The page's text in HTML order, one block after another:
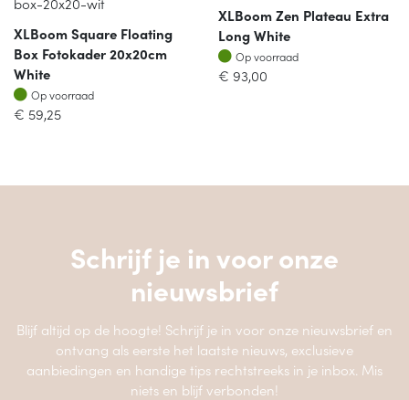
XLBoom Square Floating
Box Fotokader 20x20cm
White
Op voorraad
Op voorraad
€ 59,25
XLBoom Zen Plateau Extra
Long White
Op voorraad
Op voorraad
€ 93,00
Schrijf je in voor onze
nieuwsbrief
Blijf altijd op de hoogte! Schrijf je in voor onze nieuwsbrief en
ontvang als eerste het laatste nieuws, exclusieve
aanbiedingen en handige tips rechtstreeks in je inbox. Mis
niets en blijf verbonden!